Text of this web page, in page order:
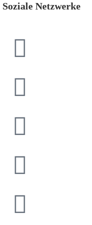
Soziale Netzwerke